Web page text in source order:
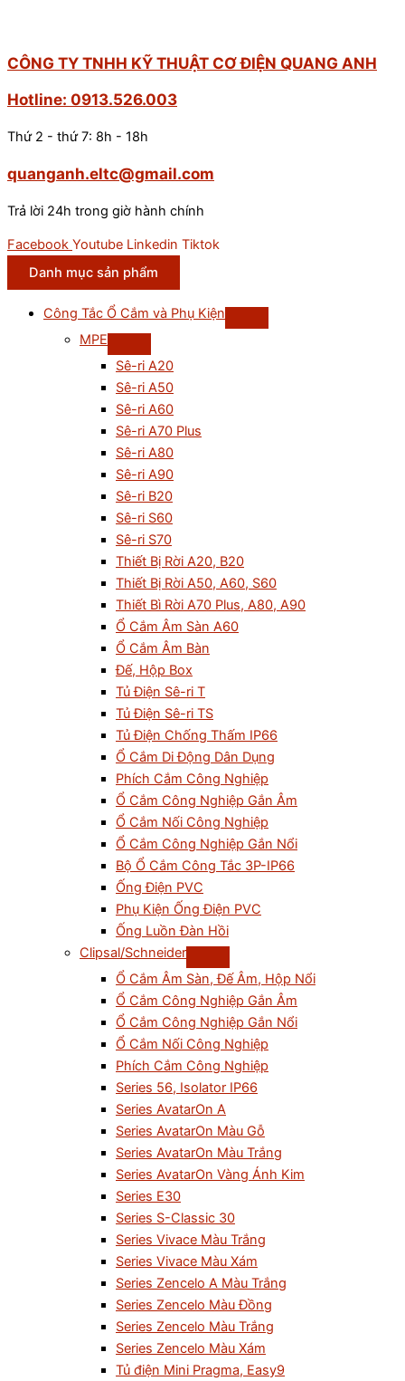
CÔNG TY TNHH KỸ THUẬT CƠ ĐIỆN QUANG ANH
Hotline: 0913.526.003
Thứ 2 - thứ 7: 8h - 18h
quanganh.eltc@gmail.com
Trả lời 24h trong giờ hành chính
Facebook Youtube Linkedin Tiktok
Danh mục sản phẩm
Công Tắc Ổ Cắm và Phụ Kiện
MPE
Sê-ri A20
Sê-ri A50
Sê-ri A60
Sê-ri A70 Plus
Sê-ri A80
Sê-ri A90
Sê-ri B20
Sê-ri S60
Sê-ri S70
Thiết Bị Rời A20, B20
Thiết Bị Rời A50, A60, S60
Thiết Bì Rời A70 Plus, A80, A90
Ổ Cắm Âm Sàn A60
Ổ Cắm Âm Bàn
Đế, Hộp Box
Tủ Điện Sê-ri T
Tủ Điện Sê-ri TS
Tủ Điện Chống Thấm IP66
Ổ Cắm Di Động Dân Dụng
Phích Cắm Công Nghiệp
Ổ Cắm Công Nghiệp Gắn Âm
Ổ Cắm Nối Công Nghiệp
Ổ Cắm Công Nghiệp Gắn Nổi
Bộ Ổ Cắm Công Tắc 3P-IP66
Ống Điện PVC
Phụ Kiện Ống Điện PVC
Ống Luồn Đàn Hồi
Clipsal/Schneider
Ổ Cắm Âm Sàn, Đế Âm, Hộp Nổi
Ổ Cắm Công Nghiệp Gắn Âm
Ổ Cắm Công Nghiệp Gắn Nổi
Ổ Cắm Nối Công Nghiệp
Phích Cắm Công Nghiệp
Series 56, Isolator IP66
Series AvatarOn A
Series AvatarOn Màu Gỗ
Series AvatarOn Màu Trắng
Series AvatarOn Vàng Ánh Kim
Series E30
Series S-Classic 30
Series Vivace Màu Trắng
Series Vivace Màu Xám
Series Zencelo A Màu Trắng
Series Zencelo Màu Đồng
Series Zencelo Màu Trắng
Series Zencelo Màu Xám
Tủ điện Mini Pragma, Easy9